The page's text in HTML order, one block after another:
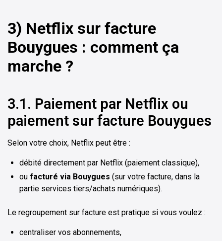
3) Netflix sur facture
Bouygues : comment ça
marche ?
3.1. Paiement par Netflix ou
paiement sur facture Bouygues
Selon votre choix, Netflix peut être :
débité directement par Netflix (paiement classique),
ou facturé via Bouygues (sur votre facture, dans la
partie services tiers/achats numériques).
Le regroupement sur facture est pratique si vous voulez :
centraliser vos abonnements,